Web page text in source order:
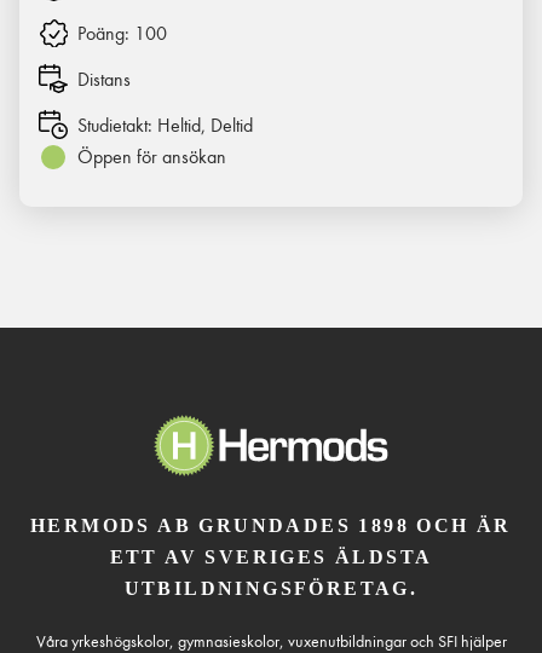
Poäng: 100
Distans
Studietakt: Heltid, Deltid
Öppen för ansökan
HERMODS AB GRUNDADES 1898 OCH ÄR
ETT AV SVERIGES ÄLDSTA
UTBILDNINGSFÖRETAG.
Våra yrkeshögskolor, gymnasieskolor, vuxenutbildningar och SFI hjälper